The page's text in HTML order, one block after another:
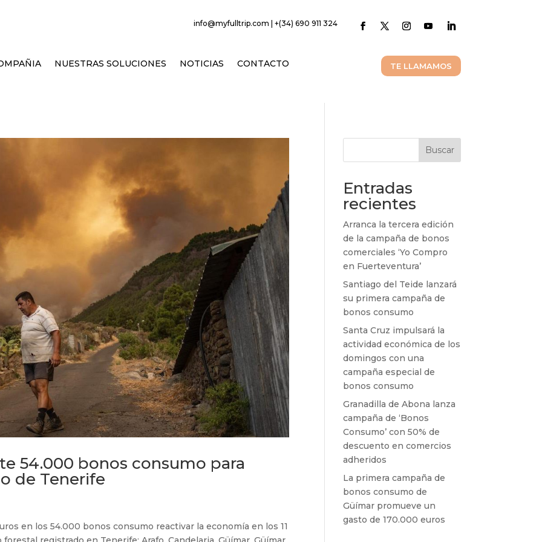
info@myfulltrip.com | +(34) 690 911 324
NUESTRAS SOLUCIONES NOTICIAS CONTACTO TE LLAMAMOS
54.000 bonos consumo para
de Tenerife
en los 54.000 bonos consumo reactivar la economía en los 11
Buscar
Entradas
recientes
Arranca la tercera edición
de la campaña de bonos
comerciales ‘Yo Compro
en Fuerteventura’
Santiago del Teide lanzará
su primera campaña de
bonos consumo
Santa Cruz impulsará la
actividad económica de los
domingos con una
campaña especial de
bonos consumo
Granadilla de Abona lanza
campaña de ‘Bonos
Consumo’ con 50% de
descuento en comercios
adheridos
La primera campaña de
bonos consumo de
Güímar promueve un
gasto de 170.000 euros